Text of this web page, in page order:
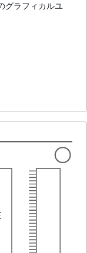
グラフィカルユ